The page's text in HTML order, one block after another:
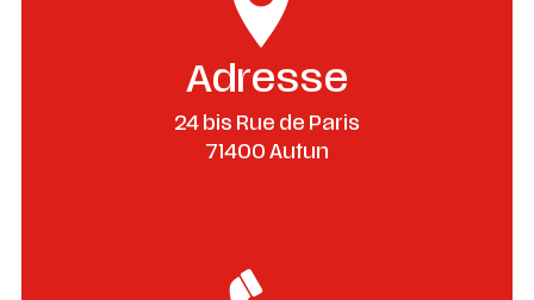
Adresse
24 bis Rue de Paris
71400 Autun